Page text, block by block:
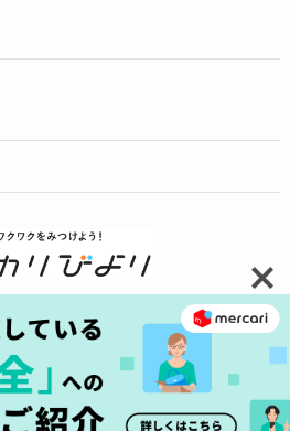
の取り組みへ
プライバシーポリシー
こちら
商標について